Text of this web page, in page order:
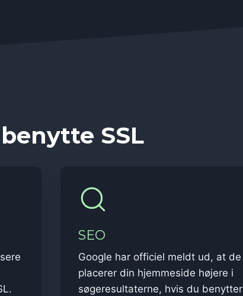
SSL
SEO
Google har officiel meldt ud, at de
placerer din hjemmeside højere i
søgeresultaterne, hvis du benytter